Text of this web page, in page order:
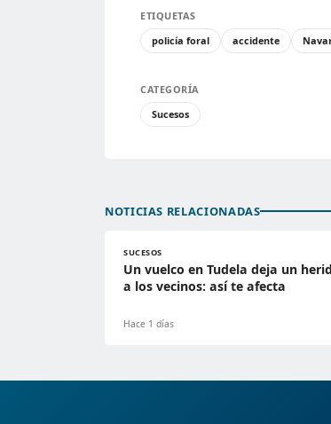
ETIQUETAS
policía foral
accidente
CATEGORÍA
Sucesos
NOTICIAS RELACIONADAS
SUCESOS
Un vuelco en Tudela deja un
a los vecinos: así te afecta
Hace 1 días